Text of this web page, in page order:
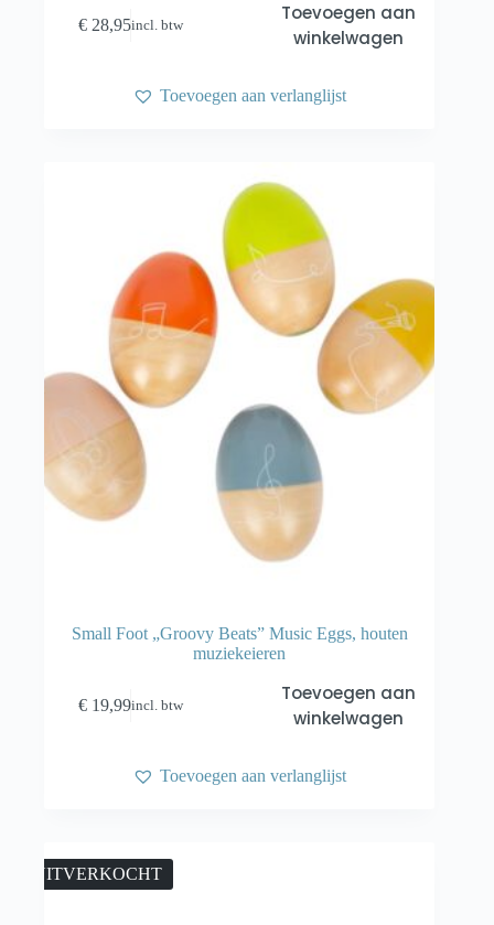
€ 28,95incl. btw
Toevoegen aan
winkelwagen
Toevoegen aan verlanglijst
Small Foot „Groovy Beats” Music Eggs, houten
muziekeieren
€ 19,99incl. btw
Toevoegen aan
winkelwagen
Toevoegen aan verlanglijst
UITVERKOCHT